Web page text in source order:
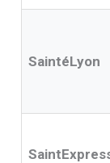
SaintéLyon